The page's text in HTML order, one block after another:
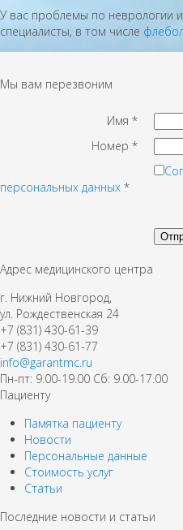
У вас проблемы по неврологии
специалисты, в том числе
Мы вам перезвоним
Имя*
Номер*
персональных данных *
Адрес медицинского центра
г. Нижний Новгород,
ул. Рождественская 24
+7 (831) 430-61-39
+7 (831) 430-61-77
info@garantmc.ru
Пн-пт: 9.00-19.00 Сб: 9.00-17.00
Пациенту
Памятка пациенту
Новости
Персональные данные
Стоимость услуг
Статьи
Последние новости и статьи